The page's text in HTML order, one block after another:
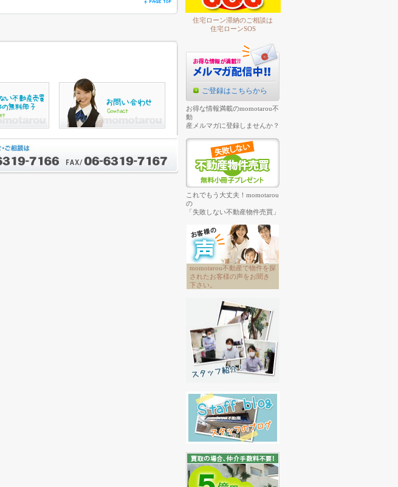
住宅ローン滞納のご相談は
住宅ローンSOS
ご登録はこちらから
お得な情報満載のmomotarou不
動
産メルマガに登録しませんか？
これでもう大丈夫！momotarou
の
「失敗しない不動産物件売買」
momotarou不動産で物件を探
されたお客様の声をお聞き
下さい。